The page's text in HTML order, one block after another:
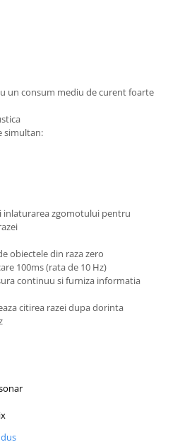
un consum mediu de curent foarte
simultan:
inlaturarea zgomotului pentru
obiectele din raza zero
100ms (rata de 10 Hz)
continuu si furniza informatia
citirea razei dupa dorinta